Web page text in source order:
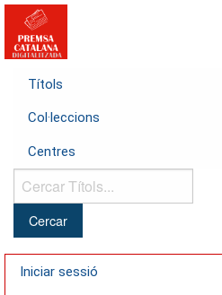
Títols
Col·leccions
Centres
Cercar
Títols...
Iniciar sessió